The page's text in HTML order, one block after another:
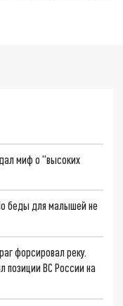
миф о "высоких
беды для малышей не
форсировал реку.
позиции ВС России на